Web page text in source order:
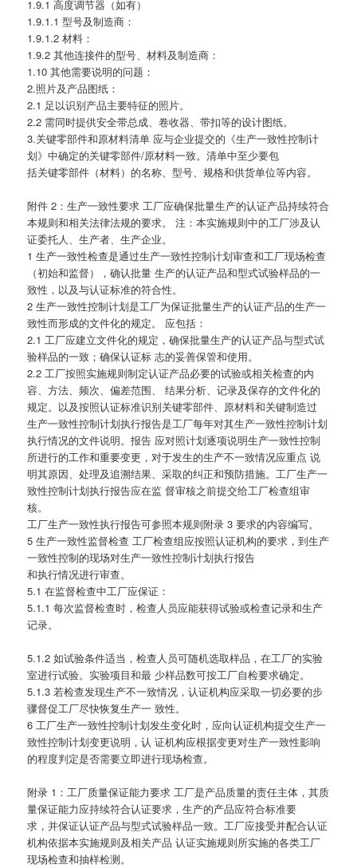
1.9.1 高度调节器（如有）
1.9.1.1 型号及制造商：
1.9.1.2 材料：
1.9.2 其他连接件的型号、材料及制造商：
1.10 其他需要说明的问题：
2.照片及产品图纸：
2.1 足以识别产品主要特征的照片。
2.2 需同时提供安全带总成、卷收器、带扣等的设计图纸。
3.关键零部件和原材料清单 应与企业提交的《生产一致性控制计
划》中确定的关键零部件/原材料一致。清单中至少要包
括关键零部件（材料）的名称、型号、规格和供货单位等内容。
附件 2：生产一致性要求 工厂应确保批量生产的认证产品持续符合
本规则和相关法律法规的要求。 注：本实施规则中的工厂涉及认
证委托人、生产者、生产企业。
1 生产一致性检查是通过生产一致性控制计划审查和工厂现场检查
（初始和监督），确认批量 生产的认证产品和型式试验样品的一
致性，以及与认证标准的符合性。
2 生产一致性控制计划是工厂为保证批量生产的认证产品的生产一
致性而形成的文件化的规定。 应包括：
2.1 工厂应建立文件化的规定，确保批量生产的认证产品与型式试
验样品的一致；确保认证标 志的妥善保管和使用。
2.2 工厂按照实施规则制定认证产品必要的试验或相关检查的内
容、方法、频次、偏差范围、 结果分析、记录及保存的文件化的
规定。以及按照认证标准识别关键零部件、原材料和关键制造过
生产一致性控制计划执行报告是工厂每年对其生产一致性控制计划
执行情况的文件说明。报告 应对照计划逐项说明生产一致性控制
所进行的工作和重要变更，对于发生的生产不一致情况应重点 说
明其原因、处理及追溯结果、采取的纠正和预防措施。工厂生产一
致性控制计划执行报告应在监 督审核之前提交给工厂检查组审
核。
工厂生产一致性执行报告可参照本规则附录 3 要求的内容编写。
5 生产一致性监督检查 工厂检查组应按照认证机构的要求，到生产
一致性控制的现场对生产一致性控制计划执行报告
和执行情况进行审查。
5.1 在监督检查中工厂应保证：
5.1.1 每次监督检查时，检查人员应能获得试验或检查记录和生产
记录。
5.1.2 如试验条件适当，检查人员可随机选取样品，在工厂的实验
室进行试验。实验项目和最 少样品数可按工厂自检要求确定。
5.1.3 若检查发现生产不一致情况，认证机构应采取一切必要的步
骤督促工厂尽快恢复生产一 致性。
6 工厂生产一致性控制计划发生变化时，应向认证机构提交生产一
致性控制计划变更说明，认 证机构应根据变更对生产一致性影响
的程度判定是否需要立即进行现场检查。
附录 1：工厂质量保证能力要求 工厂是产品质量的责任主体，其质
量保证能力应持续符合认证要求，生产的产品应符合标准要
求，并保证认证产品与型式试验样品一致。工厂应接受并配合认证
机构依据本实施规则及相关产品 认证实施规则所实施的各类工厂
现场检查和抽样检测。